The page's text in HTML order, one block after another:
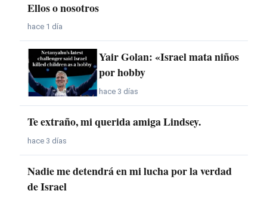
Ellos o nosotros
hace 1 día
Yair Golan: «Israel mata niños
por hobby
hace 3 días
Te extraño, mi querida amiga Lindsey.
hace 3 días
Nadie me detendrá en mi lucha por la verdad
de Israel